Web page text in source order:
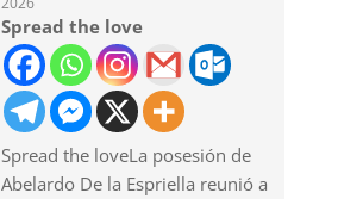
Spread the love
Spread the loveLa posesión de
Abelardo De la Espriella reunió a